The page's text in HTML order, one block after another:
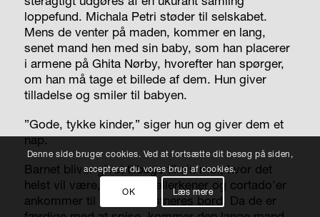
med uigennemskydelig
selvsikkerhed og dybt skolet
artikulation.”
2013: ’Faderen’, Det
Kongelige Teater
med utrolig, behersket ondskab i
denne geniale Strindberg-forestilling
om en familie, der har besluttet, at
dens patriark skal ned med nakken.”
2017: ’Sarah’, Folketeatret
loppefund. Michala Petri støder til selskabet.
Mens de venter på maden, kommer en lang,
senet mand hen med sin baby, som han placerer
i armene på Ghita Nørby, hvorefter han spørger,
om han må tage et billede af dem. Hun giver
tilladelse og smiler til babyen.
”Gode, tykke kinder,” siger hun og giver dem et
nap.
Barnet bliver givet tilbage til sin mor, hvor det
helst vil være, og tapastallerkener og cortado’er
ankommer til de tre kunstneres bord. Da de er
Denne side bruger cookies. Ved at fortsætte dit besøg på siden,
accepterer du vores brug af cookies.
OK Læs mere